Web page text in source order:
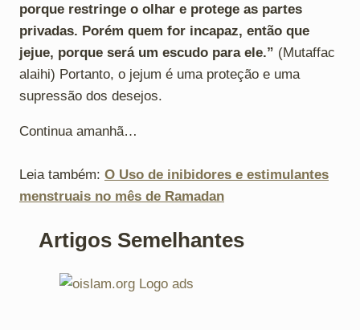
porque restringe o olhar e protege as partes
privadas. Porém quem for incapaz, então que
jejue, porque será um escudo para ele.” (Mutaffac
alaihi) Portanto, o jejum é uma proteção e uma
supressão dos desejos.
Continua amanhã…
Leia também: O Uso de inibidores e estimulantes
menstruais no mês de Ramadan
Artigos Semelhantes